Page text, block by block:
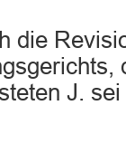
die
J.